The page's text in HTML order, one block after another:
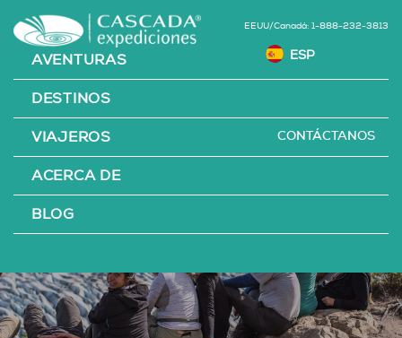
EEUU/Canadá: 1-888-232-3813
AVENTURAS
DESTINOS
VIAJEROS
ACERCA DE
BLOG
CONTÁCTANOS
TRABAJA
CON NOSOTROS